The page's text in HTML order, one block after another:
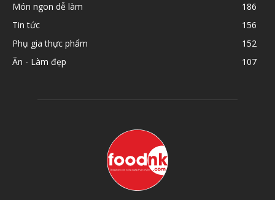
Món ngon dễ làm
186
Tin tức
156
Phụ gia thực phẩm
152
Ăn - Làm đẹp
107